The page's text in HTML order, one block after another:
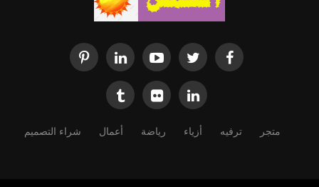
متجر ترفيه أزياء رياضة أعمال شراء التصميم